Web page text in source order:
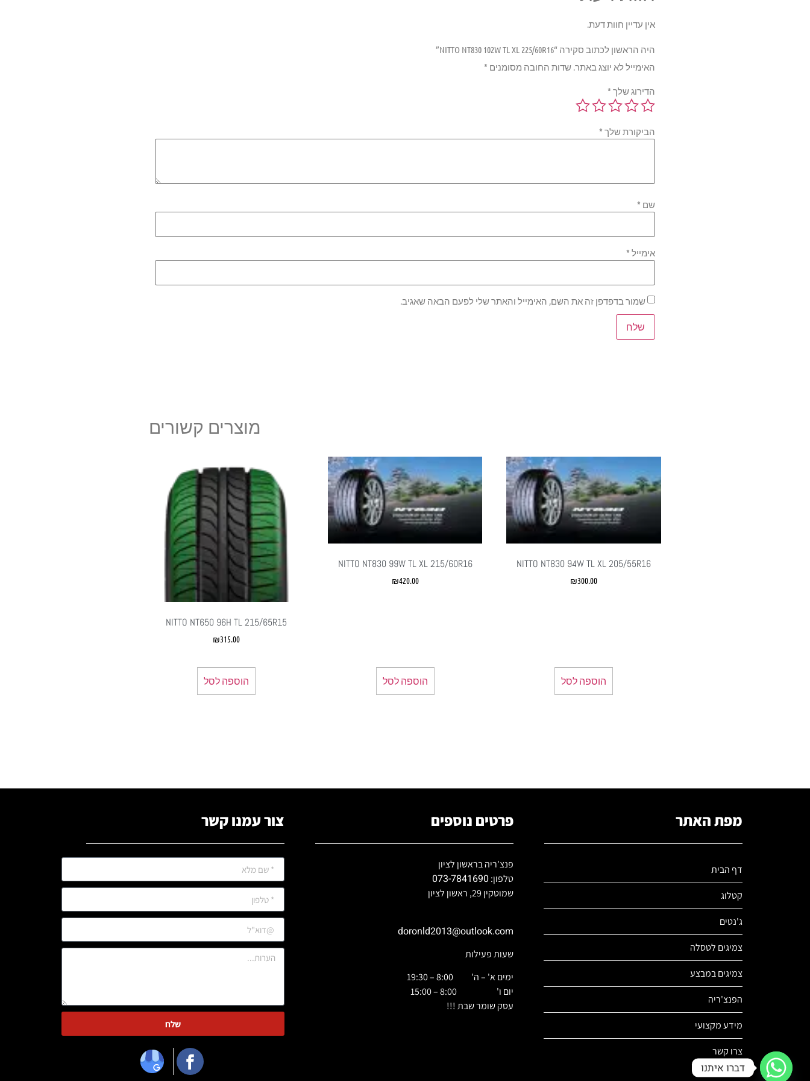
אין עדיין חוות דעת.
היה הראשון לכתוב סקירה “NITTO NT830 102W TL XL 225/60R16”
האימייל לא יוצג באתר. שדות החובה מסומנים *
הדירוג שלך *
הביקורת שלך *
שם *
אימייל *
שמור בדפדפן זה את השם, האימייל והאתר שלי לפעם הבאה שאגיב.
מוצרים קשורים
NITTO NT830 94W TL XL 205/55R16
₪300.00
הוספה לסל
NITTO NT830 99W TL XL 215/60R16
₪420.00
הוספה לסל
NITTO NT650 96H TL 215/65R15
₪315.00
הוספה לסל
מפת האתר
דף הבית
קטלוג
ג'נטים
צמיגים לטסלה
צמיגים במבצע
הפנצ'ריה
מידע מקצועי
צרו קשר
פרטים נוספים
פנצ'ריה בראשון לציון
טלפון:073-7841690
שמוטקין 29, ראשון לציון
doronld2013@outlook.com
שעות פעילות
ימים א' – ה' 8:00 – 19:30
יום ו' 8:00 – 15:00
עסק שומר שבת !!!
צור עמנו קשר
שלח
דברו איתנו